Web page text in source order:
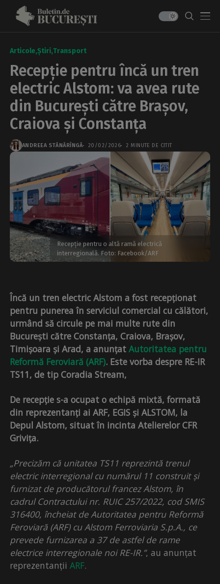
Articole Știri Transport
Recepție pentru încă un tren
electric Alstom: va avea rute
din București către Brașov,
Craiova și Constanța
ANDREEA STĂNĂRÎNGĂ 20/02/2026 2 MINUTE DE CITIT
Recepție pentru o altă ramă electrică
interregională. Foto: Facebook/ARF
Încă un tren electric Alstom a fost recepționat
pentru punerea în serviciul comercial cu călători,
urmând să circule pe mai multe rute din
București către Constanța, Craiova, Brașov,
Timișoara și Arad, a anunțat Autoritatea pentru
Reformă Feroviară (ARF). Este vorba despre RE-IR
TS11, de tip Coradia Stream,
De recepție s-a ocupat o echipă mixtă, formată
din reprezentanți ai ARF, EGIS și ALSTOM, la
Depul Alstom, situat în incinta Atelierelor CFR
Grivița.
„Precizăm că unitatea TS11 reprezintă trenul
electric interregional cu numărul 11 construit și
furnizat de producătorul francez Alstom, în
cadrul Contractului nr. RUIC 257/2022, cod SMIS
316400, încheiat de Autoritatea pentru Reformă
Feroviară (ARF) cu Alstom Ferroviaria S.p.A., ce
prevede furnizarea a 37 de astfel de rame
electrice interregionale noi RE-IR.”, au anunțat
reprezentanții ARF.